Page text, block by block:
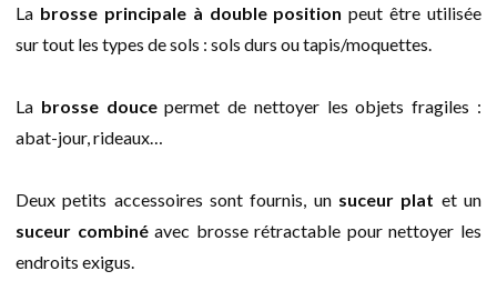
La brosse principale à double position peut être utilisée
sur tout les types de sols : sols durs ou tapis/moquettes.
La brosse doucepermet de nettoyer les objets fragiles :
abat-jour, rideaux…
Deux petits accessoires sont fournis, un suceur plat et un
suceur combinéavec brosse rétractable pour nettoyer les
endroits exigus.